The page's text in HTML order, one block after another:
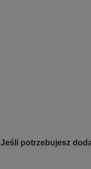
Jeśli potrzebujesz